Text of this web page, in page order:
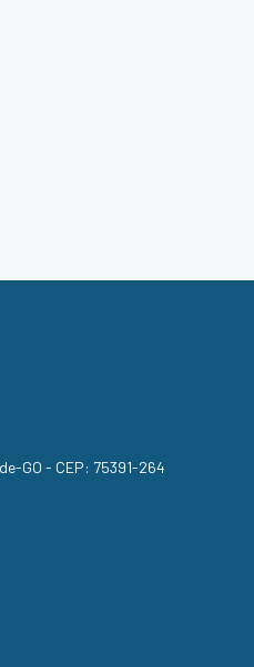
GO - CEP: 75391-264